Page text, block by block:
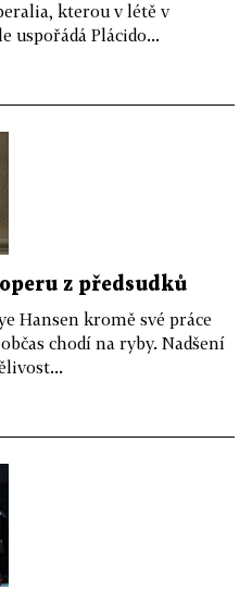
kterou v létě v
uspořádá Plácido...
z předsudků
Hansen kromě své práce
chodí na ryby. Nadšení